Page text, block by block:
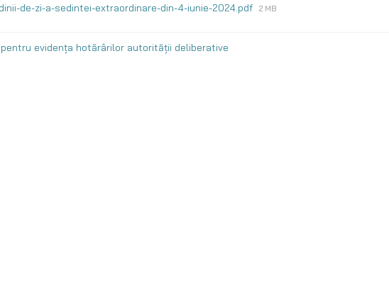
de-zi-a-sedintei-extraordinare-din-4-iunie-2024.pdf 2 MB
evidența hotărârilor autorității deliberative